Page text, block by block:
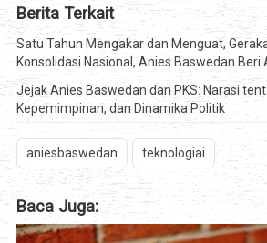
Berita Terkait
Satu Tahun Mengakar dan Menguat,
Konsolidasi Nasional, Anies Baswedan Beri
Jejak Anies Baswedan dan PKS: Narasi
Kepemimpinan, dan Dinamika Politik
aniesbaswedan teknologiai
Baca Juga: